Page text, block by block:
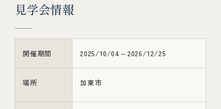
見学会情報
開催期間 2025/10/04～2026/12/25
場所 加東市